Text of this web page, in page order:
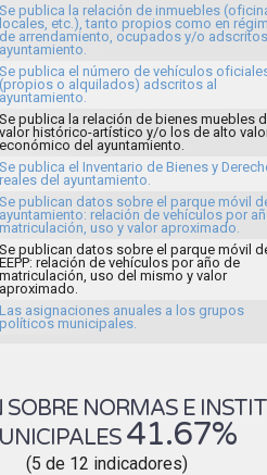
Se publica la relación de inmuebles
locales, etc.), tanto propios como en
de arrendamiento, ocupados y/o
ayuntamiento.
Se publica el número de vehículos
(propios o alquilados) adscritos al
ayuntamiento.
Se publica la relación de bienes muebles
valor histórico-artístico y/o los de alto
económico del ayuntamiento.
Se publica el Inventario de Bienes y
reales del ayuntamiento.
Se publican datos sobre el parque móvil
ayuntamiento: relación de vehículos por
matriculación, uso y valor aproximado.
Se publican datos sobre el parque móvil
EEPP: relación de vehículos por año de
matriculación, uso del mismo y valor
aproximado.
Las asignaciones anuales a los grupos
políticos municipales.
NORMAS E
41.67%
(5 de 12 indicadores)